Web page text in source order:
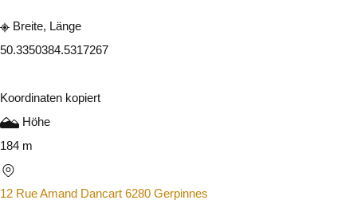
Breite, Länge
50.3350384.5317267
Koordinaten kopiert
Höhe
184 m
12 Rue Amand Dancart 6280 Gerpinnes